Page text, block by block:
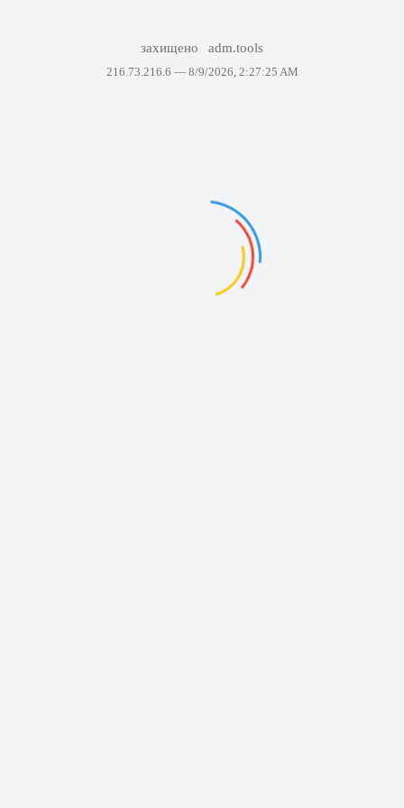
захищено adm.tools
216.73.216.6 — 8/9/2026, 2:27:25 AM